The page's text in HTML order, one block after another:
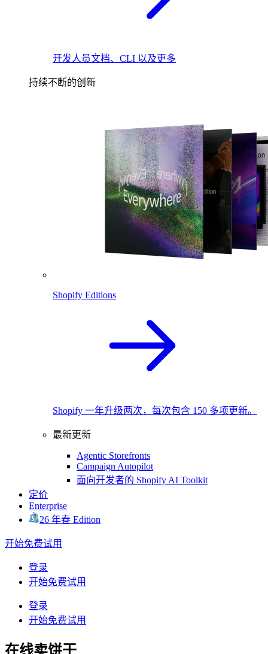
开发人员文档、CLI 以及更多
持续不断的创新
Shopify Editions
Shopify 一年升级两次，每次包含 150 多项更新。
最新更新
Agentic Storefronts
Campaign Autopilot
面向开发者的 Shopify AI Toolkit
定价
Enterprise
26 年春 Edition
开始免费试用
登录
开始免费试用
登录
开始免费试用
在线卖饼干